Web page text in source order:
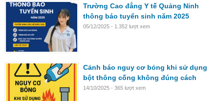
Trường Cao đẳng Y tế Quảng Ninh
thông báo tuyển sinh năm 2025
05/12/2025 - 1.352 lượt xem
Cảnh báo nguy cơ bỏng khi sử dụng
bột thông cống không đúng cách
14/10/2025 - 365 lượt xem